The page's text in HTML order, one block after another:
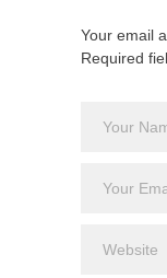
Your email
Required